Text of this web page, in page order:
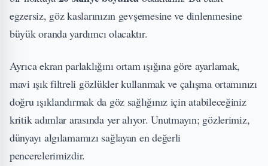
egzersiz, göz kaslarınızın gevşemesine ve dinlenmesine
büyük oranda yardımcı olacaktır.
Ayrıca ekran parlaklığını ortam ışığına göre ayarlamak,
mavi ışık filtreli gözlükler kullanmak ve çalışma ortamınızı
doğru ışıklandırmak da göz sağlığınız için atabileceğiniz
kritik adımlar arasında yer alıyor. Unutmayın; gözlerimiz,
dünyayı algılamamızı sağlayan en değerli
pencerelerimizdir.